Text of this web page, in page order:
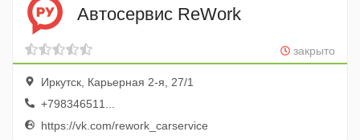
Автосервис ReWork
закрыто
Иркутск, Карьерная 2-я, 27/1
+798346511...
https://vk.com/rework_carservice